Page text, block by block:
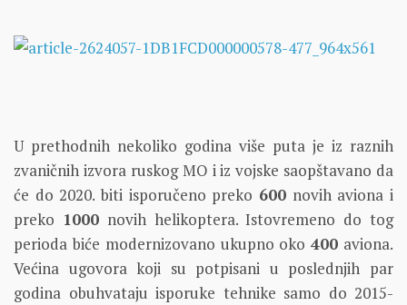
U prethodnih nekoliko godina više puta je iz raznih
zvaničnih izvora ruskog MO i iz vojske saopštavano da
će do 2020. biti isporučeno preko 600 novih aviona i
preko 1000novih helikoptera. Istovremeno do tog
perioda biće modernizovano ukupno oko400 aviona.
Većina ugovora koji su potpisani u poslednjih par
godina obuhvataju isporuke tehnike samo do 2015-